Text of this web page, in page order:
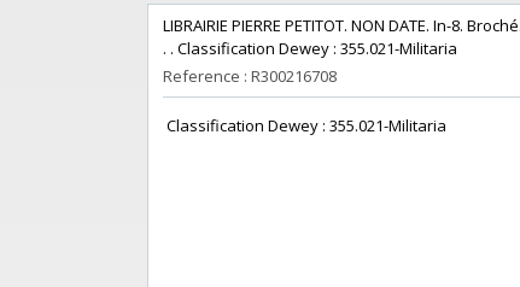
‎LIBRAIRIE PIERRE PETITOT. NON DATE. In-8.
. . Classification Dewey : 355.021-Militaria‎
Reference : R300216708
‎ Classification Dewey : 355.021-Militaria‎